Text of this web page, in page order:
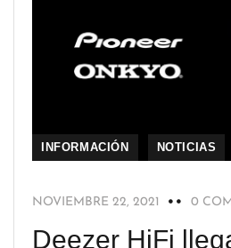
INFORMACIÓN NOTICIAS
NOVIEMBRE 22, 2021 0
Deezer HiFi